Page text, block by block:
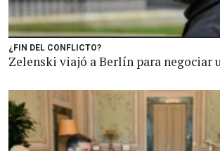
¿FIN DEL CONFLICTO?
Zelenski viajó a Berlín para negociar